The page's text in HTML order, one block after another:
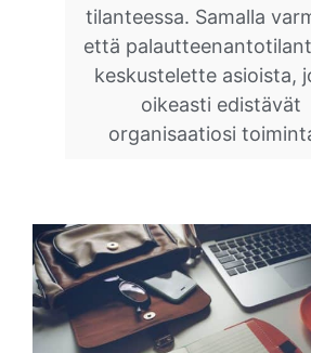
tilanteessa. Samalla
että
keskustelette asioista,
oikeasti edistävät
organisaatiosi